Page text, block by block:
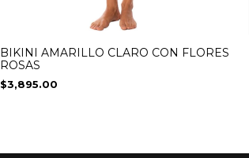
BIKINI AMARILLO CLARO CON FLORES
ROSAS
$3,895.00